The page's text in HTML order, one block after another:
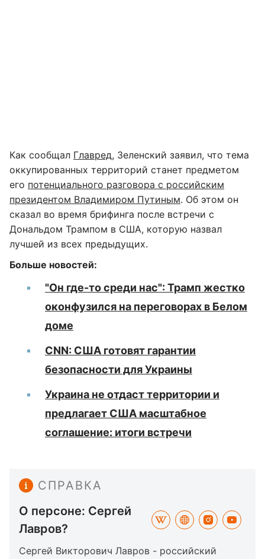
Как сообщал Главред, Зеленский заявил, что тема
оккупированных территорий станет предметом
его потенциального разговора с российским
президентом Владимиром Путиным. Об этом он
сказал во время брифинга после встречи с
Дональдом Трампом в США, которую назвал
лучшей из всех предыдущих.
Больше новостей:
"Он где-то среди нас": Трамп жестко
оконфузился на переговорах в Белом
доме
CNN: США готовят гарантии
безопасности для Украины
Украина не отдаст территории и
предлагает США масштабное
соглашение: итоги встречи
СПРАВКА
О персоне: Сергей
Лавров?
Сергей Викторович Лавров - российский